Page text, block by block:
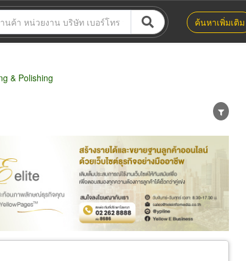
ค้นหาเพิ่มเติม
& Polishing
ผู้ส่งออก/นำเข้า ธุรกิจบริการ